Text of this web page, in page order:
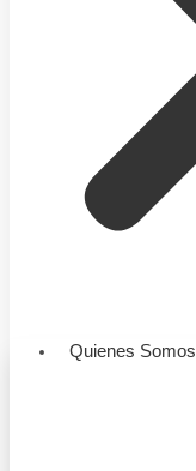
Quienes Somos